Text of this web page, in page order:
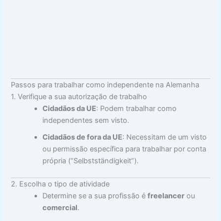
Passos para trabalhar como independente na Alemanha
1. Verifique a sua autorização de trabalho
Cidadãos da UE: Podem trabalhar como
independentes sem visto.
Cidadãos de fora da UE: Necessitam de um visto
ou permissão específica para trabalhar por conta
própria (“Selbstständigkeit”).
2. Escolha o tipo de atividade
Determine se a sua profissão éfreelancer ou
comercial.